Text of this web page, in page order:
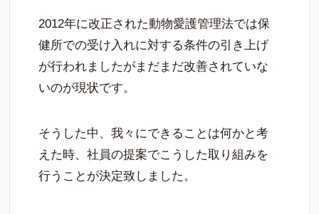
2012年に改正された動物愛護管理法では保
健所での受け入れに対する条件の引き上げ
が行われましたがまだまだ改善されていな
いのが現状です。
そうした中、我々にできることは何かと考
えた時、社員の提案でこうした取り組みを
行うことが決定致しました。